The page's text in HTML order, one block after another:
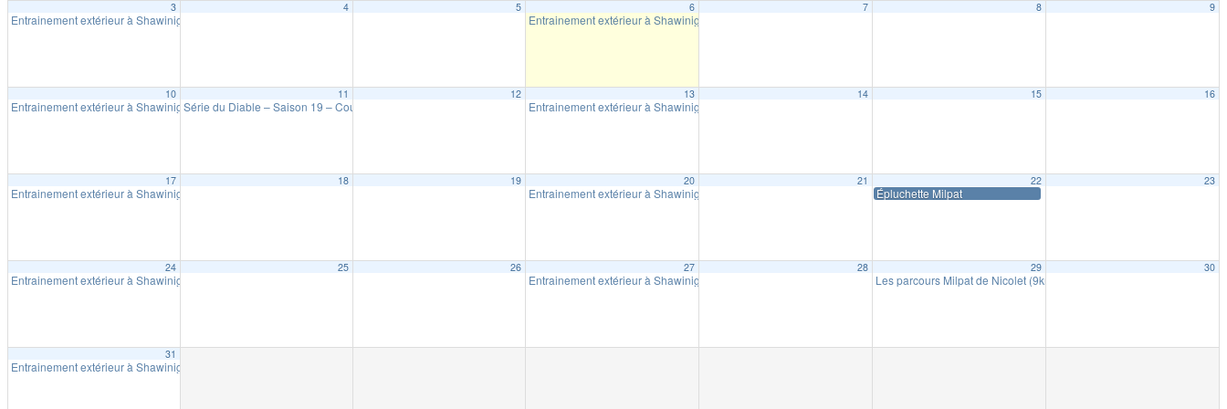
3
Entrainement extérieur à Shawinigan
4 5 6
Entrainement extérieur à Shawinigan
7 8 9
10
Entrainement extérieur à Shawinigan18:30
11
Série du Diable – Saison 19 – Course # 4
12 13
Entrainement extérieur à Shawinigan
14 15 16
17
Entrainement extérieur à Shawinigan
18 19 20
Entrainement extérieur à Shawinigan
21 22
Épluchette Milpat
23
24
Entrainement extérieur à Shawinigan
25 26 27
Entrainement extérieur à Shawinigan
28 29
Les parcours Milpat de Nicolet (9km, 6km et 3km) et Souper à La flûte
30
31
Entrainement extérieur à Shawinigan